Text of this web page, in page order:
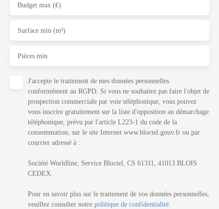
Budget max (€)
Surface min (m²)
Pièces min
J'accepte le traitement de mes données personnelles
conformément au RGPD. Si vous ne souhaitez pas faire l'objet de
prospection commerciale par voie téléphonique, vous pouvez
vous inscrire gratuitement sur la liste d'opposition au démarchage
téléphonique, prévu par l'article L223-1 du code de la
consommation, sur le site Internet www.bloctel.gouv.fr ou par
courrier adressé à :
Société Worldline, Service Bloctel, CS 61311, 41013 BLOIS
CEDEX.
Pour en savoir plus sur le traitement de vos données personnelles,
veuillez consulter notre politique de confidentialité.